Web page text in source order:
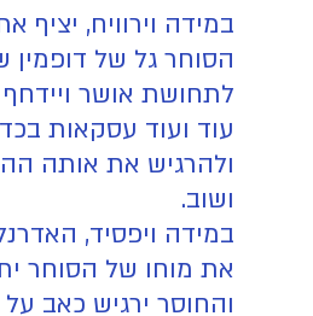
במידה וירוויח, יציף
הסוחר גל של דופמין
לתחושת אושר
עוד ועוד עסקאות
ולהרגיש את אותה
ושוב.
במידה ויפסיד,
את מוחו של הסוחר
והחוסר ירגיש כאב